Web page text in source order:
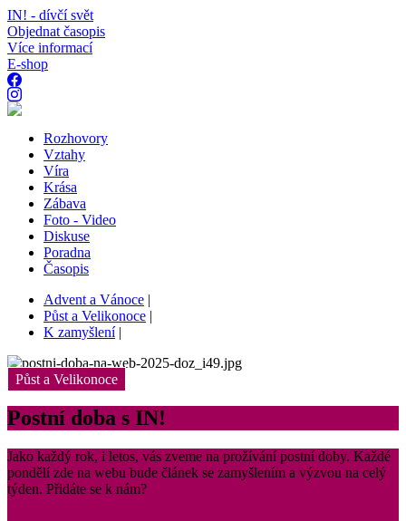
IN! - dívčí svět
Objednat časopis
Více informací
E-shop
Rozhovory
Vztahy
Víra
Krása
Zábava
Foto - Video
Diskuse
Poradna
Časopis
Advent a Vánoce |
Půst a Velikonoce |
K zamyšlení|
Půst a Velikonoce
Postní doba s IN!
Jako každý rok, i letos, vás zveme na prožívání postní doby. Každé
pondělí zde na webu bude článek se zamyšlením a výzvou na celý
týden. Přidáte se k nám?